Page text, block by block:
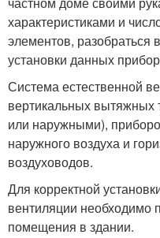
характеристиками и
элементов, разобраться
установки данных
Система естественной
вертикальных вытяжных
или наружными),
наружного воздуха и
воздуховодов.
Для корректной
вентиляции необходимо
помещения в здании.